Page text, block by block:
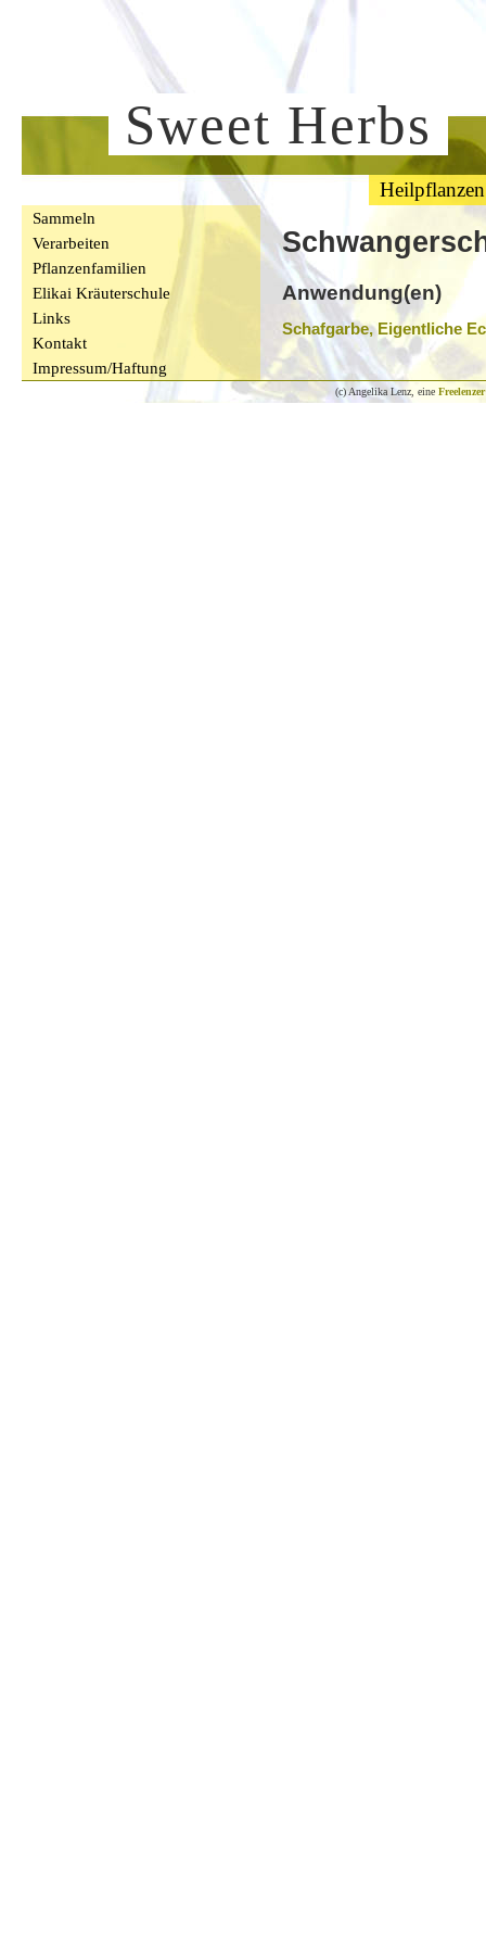
Sweet Herbs
Heilpflanzen
Sammeln
Verarbeiten
Pflanzenfamilien
Elikai Kräuterschule
Links
Kontakt
Impressum/Haftung
Anwendung(en)
Schafgarbe, Eigentliche
(c) Angelika Lenz, eine Freelenzer